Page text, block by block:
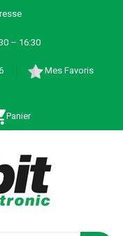
– 16:30
Mes Favoris
Panier